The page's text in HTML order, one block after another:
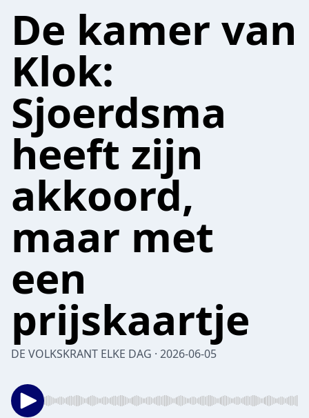
De kamer van
Klok:
Sjoerdsma
heeft zijn
akkoord,
maar met
een
prijskaartje
DE VOLKSKRANT ELKE DAG · 2026-06-05